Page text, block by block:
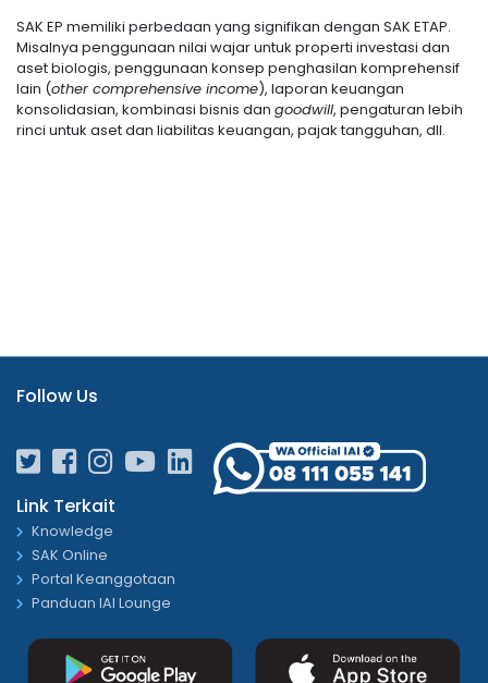
SAK EP memiliki perbedaan yang signifikan dengan SAK ETAP.
Misalnya penggunaan nilai wajar untuk properti investasi dan
aset biologis, penggunaan konsep penghasilan komprehensif
lain (other comprehensive income), laporan keuangan
konsolidasian, kombinasi bisnis dan goodwill, pengaturan lebih
rinci untuk aset dan liabilitas keuangan, pajak tangguhan, dll.
Follow Us
Link Terkait
Knowledge
SAK Online
Portal Keanggotaan
Panduan IAI Lounge